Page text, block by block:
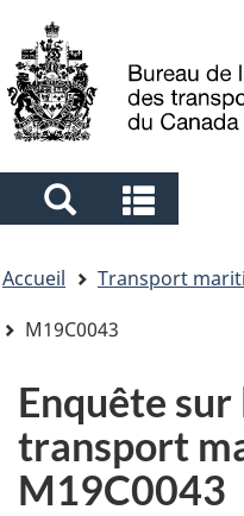
Sélection
de
la
langue
Search
and
menus
and
menus
êtes
ici
Accueil Transport
M19C0043
Enquête
transport
M19C0043